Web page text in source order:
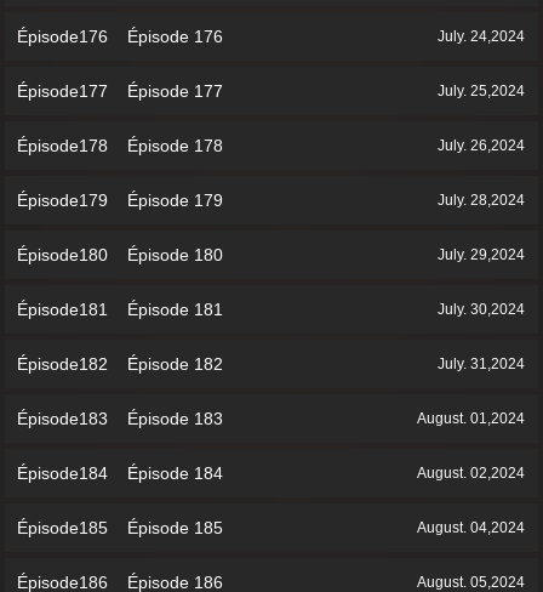
Épisode176 Épisode 176 July. 24,2024
Épisode177 Épisode 177 July. 25,2024
Épisode178 Épisode 178 July. 26,2024
Épisode179 Épisode 179 July. 28,2024
Épisode180 Épisode 180 July. 29,2024
Épisode181 Épisode 181 July. 30,2024
Épisode182 Épisode 182 July. 31,2024
Épisode183 Épisode 183 August. 01,2024
Épisode184 Épisode 184 August. 02,2024
Épisode185 Épisode 185 August. 04,2024
Épisode186 Épisode 186 August. 05,2024